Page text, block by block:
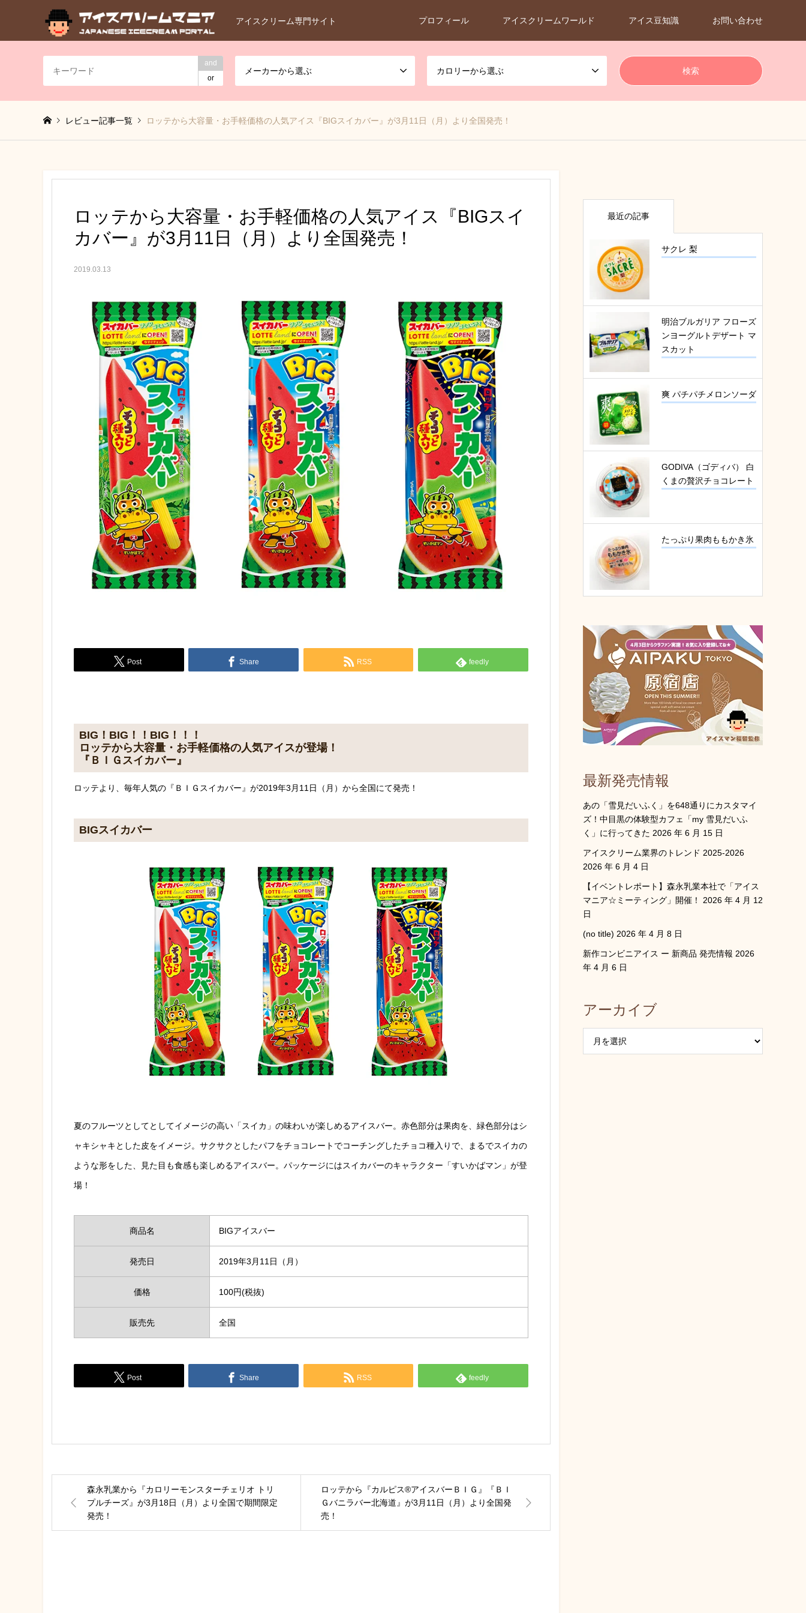
アイスクリーム専門サイト プロフィール アイスクリームワールド アイス豆知識 お問い合わせ
and
or
メーカーから選ぶ カロリーから選ぶ
レビュー記事一覧 ロッテから大容量・お手軽価格の人気アイス『BIGスイカバー』が3月11日（月）より全国発売！
ロッテから大容量・お手軽価格の人気アイス『BIGスイ
カバー』が3月11日（月）より全国発売！
2019.03.13
Post Share RSS feedly
BIG！BIG！！BIG！！！
ロッテから大容量・お手軽価格の人気アイスが登場！
『ＢＩＧスイカバー』
ロッテより、毎年人気の『ＢＩＧスイカバー』が2019年3月11日（月）から全国にて発売！
BIGスイカバー
夏のフルーツとしてとしてイメージの高い「スイカ」の味わいが楽しめるアイスバー。赤色部分は果肉を、緑色部分はシ
ャキシャキとした皮をイメージ。サクサクとしたパフをチョコレートでコーチングしたチョコ種入りで、まるでスイカの
ような形をした、見た目も食感も楽しめるアイスバー。パッケージにはスイカバーのキャラクター「すいかばマン」が登
場！
商品名 BIGアイスバー
発売日 2019年3月11日（月）
価格 100円(税抜)
販売先 全国
Post Share RSS feedly
森永乳業から『カロリーモンスターチェリオ トリ
プルチーズ』が3月18日（月）より全国で期間限定
発売！
ロッテから『カルピス®アイスバーＢＩＧ』『ＢＩ
Ｇバニラバー北海道』が3月11日（月）より全国発
売！
最近の記事
サクレ 梨
明治ブルガリア フローズ
ンヨーグルトデザート マ
スカット
爽 パチパチメロンソーダ
GODIVA（ゴディバ） 白
くまの贅沢チョコレート
たっぷり果肉ももかき氷
最新発売情報
あの「雪見だいふく」を648通りにカスタマイ
ズ！中目黒の体験型カフェ「my 雪見だいふ
く」に行ってきた 2026 年 6 月 15 日
アイスクリーム業界のトレンド 2025-2026
2026 年 6 月 4 日
【イベントレポート】森永乳業本社で「アイス
マニア☆ミーティング」開催！
2026 年 4 月 12
日
(no title) 2026 年 4 月 8 日
新作コンビニアイス ー 新商品 発売情報 2026
年 4 月 6 日
アーカイブ